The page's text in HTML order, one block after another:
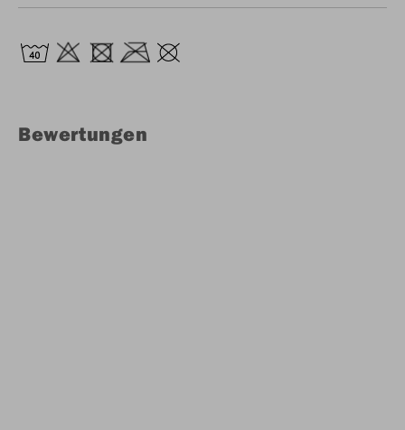
Bewertungen